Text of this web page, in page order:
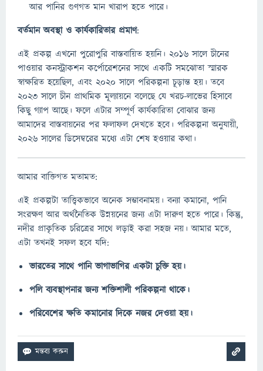
আর পানির গুণগত মান খারাপ হতে পারে।
বর্তমান অবস্থা ও কার্যকারিতার প্রমাণ:
এই প্রকল্প এখনো পুরোপুরি বাস্তবায়িত হয়নি। ২০১৬ সালে চীনের
পাওয়ার কনস্ট্রাকশন কর্পোরেশনের সাথে একটি সমঝোতা স্মারক
স্বাক্ষরিত হয়েছিল, এবং ২০২০ সালে পরিকল্পনা চূড়ান্ত হয়। তবে
২০২৩ সালে চীন প্রাথমিক মূল্যায়নে বলেছে যে খরচ-লাভের হিসাবে
কিছু গ্যাপ আছে। ফলে এটার সম্পূর্ণ কার্যকারিতা বোঝার জন্য
আমাদের বাস্তবায়নের পর ফলাফল দেখতে হবে। পরিকল্পনা অনুযায়ী,
২০২৬ সালের ডিসেম্বরের মধ্যে এটা শেষ হওয়ার কথা।
আমার বাক্তিগত মতামত:
এই প্রকল্পটা তাত্ত্বিকভাবে অনেক সম্ভাবনাময়। বন্যা কমানো, পানি
সংরক্ষণ আর অর্থনৈতিক উন্নয়নের জন্য এটা দারুণ হতে পারে। কিন্তু,
নদীর প্রাকৃতিক চরিত্রের সাথে লড়াই করা সহজ নয়। আমার মতে,
এটা তখনই সফল হবে যদি:
ভারতের সাথে পানি ভাগাভাগির একটা চুক্তি হয়।
পলি ব্যবস্থাপনার জন্য শক্তিশালী পরিকল্পনা থাকে।
পরিবেশের ক্ষতি কমানোর দিকে নজর দেওয়া হয়।